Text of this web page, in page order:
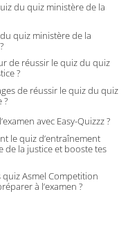
du quiz ministère de la
quiz ministère de la
de réussir le quiz du quiz
?
de réussir le quiz du quiz
?
avec Easy-Quizzz ?
le quiz d’entraînement
de la justice et booste tes
quiz Asmel Competition
à l’examen ?